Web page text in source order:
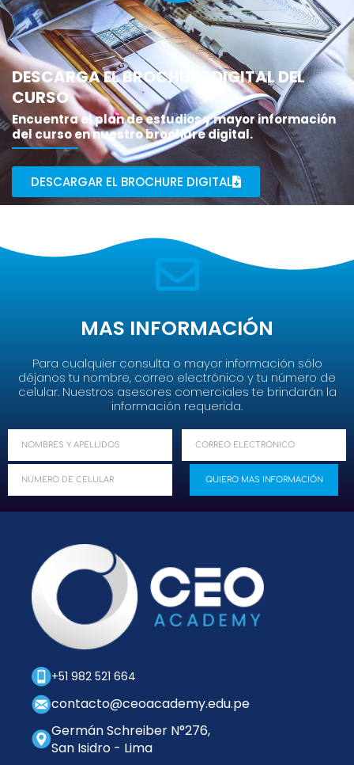
DESCARGA EL BROCHURE DIGITAL DEL
CURSO
Encuentra el plan de estudios y mayor información
del curso en nuestro brochure digital.
DESCARGAR EL BROCHURE DIGITAL
MAS INFORMACIÓN
Para cualquier consulta o mayor información sólo
déjanos tu nombre, correo electrónico y tu número de
celular. Nuestros asesores comerciales te brindarán la
información requerida.
QUIERO MAS INFORMACIÓN
+51 982 521 664
contacto@ceoacademy.edu.pe
Germán Schreiber N°276,
San Isidro - Lima